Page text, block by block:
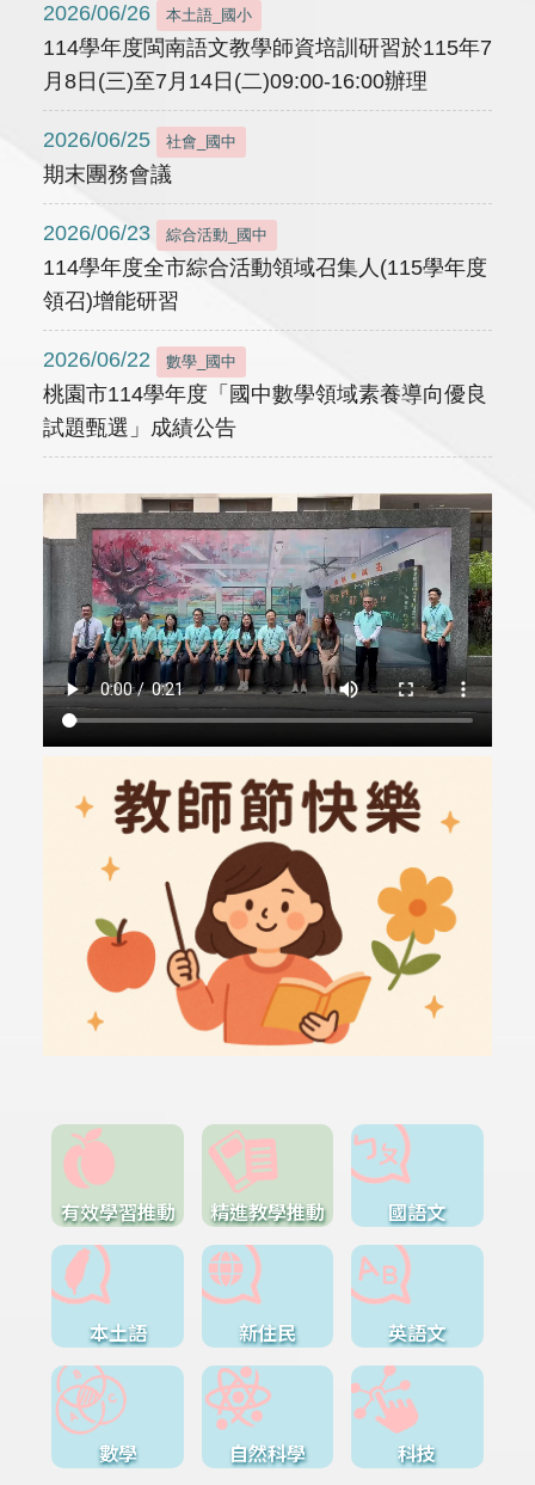
2026/06/26 本土語_國小
114學年度閩南語文教學師資培訓研習於115年7
月8日(三)至7月14日(二)09:00-16:00辦理
2026/06/25 社會_國中
期末團務會議
2026/06/23 綜合活動_國中
114學年度全市綜合活動領域召集人(115學年度
領召)增能研習
2026/06/22 數學_國中
桃園市114學年度「國中數學領域素養導向優良
試題甄選」成績公告
有效學習推動 精進教學推動 國語文
本土語 新住民 英語文
數學 自然科學 科技